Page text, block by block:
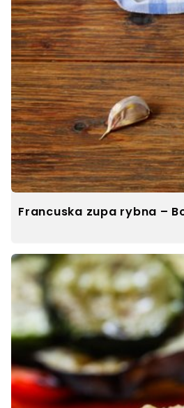
Francuska zupa rybna –